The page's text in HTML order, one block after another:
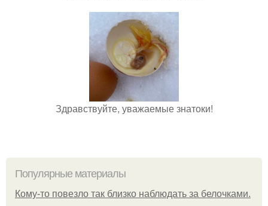
Здравствуйте, уважаемые знатоки!
Популярные материалы
Кому-то повезло так близко наблюдать за белочками.